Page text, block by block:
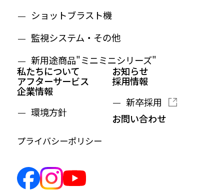
ショットブラスト機
監視システム・その他
新用途商品"ミニミニシリーズ"
私たちについて
アフターサービス
企業情報
環境方針
お知らせ
採用情報
新卒採用
お問い合わせ
プライバシーポリシー